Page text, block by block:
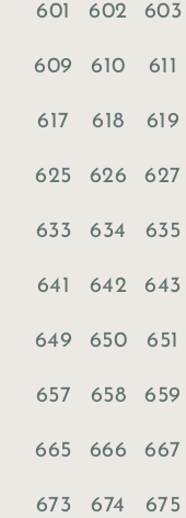
601 602 603
609 610 611
617 618 619
625 626 627
633 634 635
641 642 643
649 650 651
657 658 659
665 666 667
673 674 675